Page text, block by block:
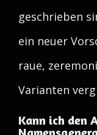
geschrieben
ein neuer
raue,
Varianten
Kann ich den